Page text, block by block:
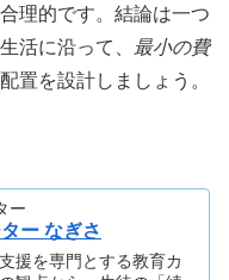
理的です。結論は一つ
活に沿って、
最小の費
置を設計しましょう。
ー
ー なぎさ
援を専門とする教育カ